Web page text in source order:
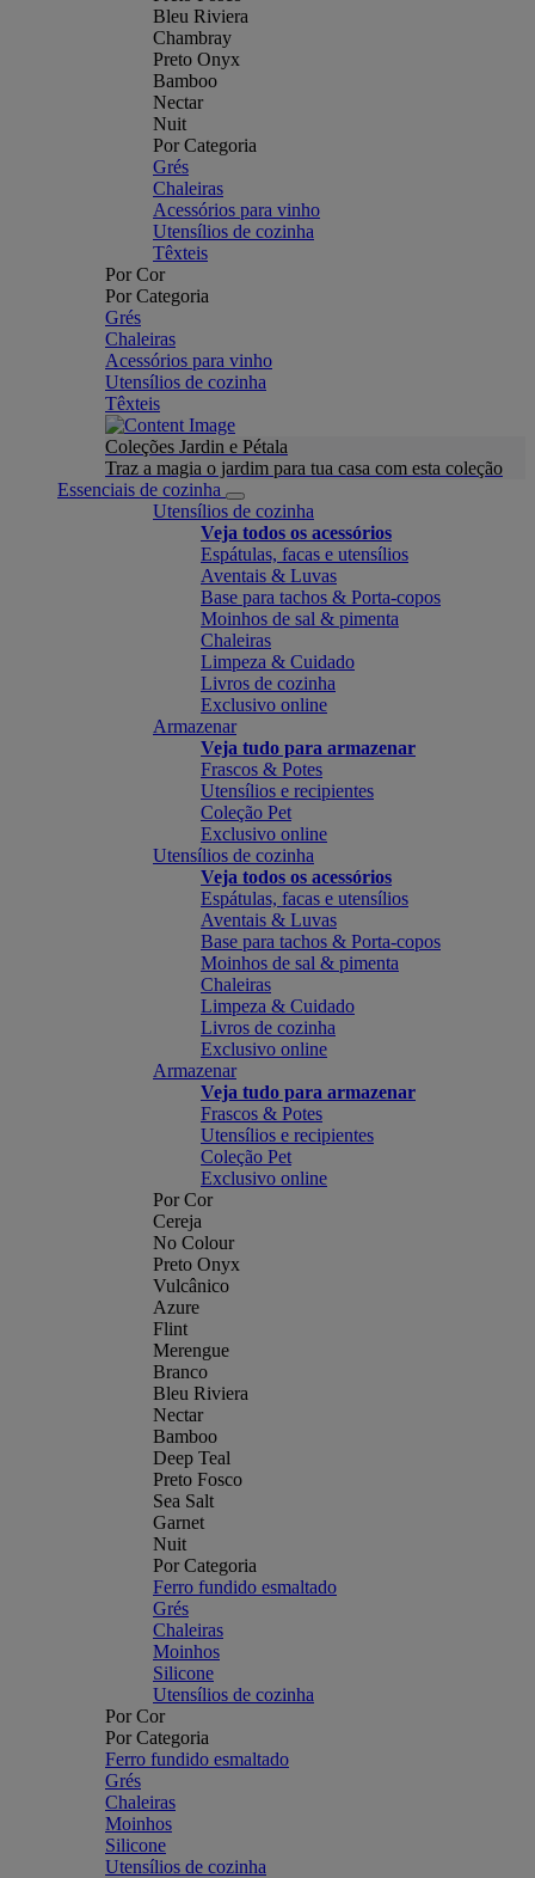
Bleu Riviera
Chambray
Preto Onyx
Bamboo
Nectar
Nuit
Por Categoria
Grés
Chaleiras
Acessórios para vinho
Utensílios de cozinha
Têxteis
Por Cor
Por Categoria
Grés
Chaleiras
Acessórios para vinho
Utensílios de cozinha
Têxteis
Coleções Jardin e Pétala
Traz a magia o jardim para tua casa com esta coleção
Essenciais de cozinha
Utensílios de cozinha
Veja todos os acessórios
Espátulas, facas e utensílios
Aventais & Luvas
Base para tachos & Porta-copos
Moinhos de sal & pimenta
Chaleiras
Limpeza & Cuidado
Livros de cozinha
Exclusivo online
Armazenar
Veja tudo para armazenar
Frascos & Potes
Utensílios e recipientes
Coleção Pet
Exclusivo online
Utensílios de cozinha
Veja todos os acessórios
Espátulas, facas e utensílios
Aventais & Luvas
Base para tachos & Porta-copos
Moinhos de sal & pimenta
Chaleiras
Limpeza & Cuidado
Livros de cozinha
Exclusivo online
Armazenar
Veja tudo para armazenar
Frascos & Potes
Utensílios e recipientes
Coleção Pet
Exclusivo online
Por Cor
Cereja
No Colour
Preto Onyx
Vulcânico
Azure
Flint
Merengue
Branco
Bleu Riviera
Nectar
Bamboo
Deep Teal
Preto Fosco
Sea Salt
Garnet
Nuit
Por Categoria
Ferro fundido esmaltado
Grés
Chaleiras
Moinhos
Silicone
Utensílios de cozinha
Por Cor
Por Categoria
Ferro fundido esmaltado
Grés
Chaleiras
Moinhos
Silicone
Utensílios de cozinha